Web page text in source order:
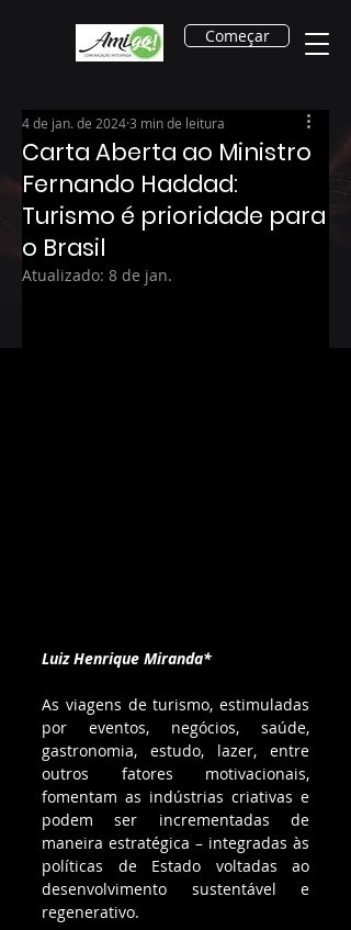
Começar
Carta Aberta ao Ministro
Fernando Haddad:
Turismo é prioridade para
o Brasil
4 de jan. de 2024 3 min de leitura
Atualizado: 8 de jan.
Luiz Henrique Miranda*
As viagens de turismo, estimuladas
por eventos, negócios, saúde,
gastronomia, estudo, lazer, entre
outros fatores motivacionais,
fomentam as indústrias criativas e
podem ser incrementadas de
maneira estratégica – integradas às
políticas de Estado voltadas ao
desenvolvimento sustentável e
regenerativo.